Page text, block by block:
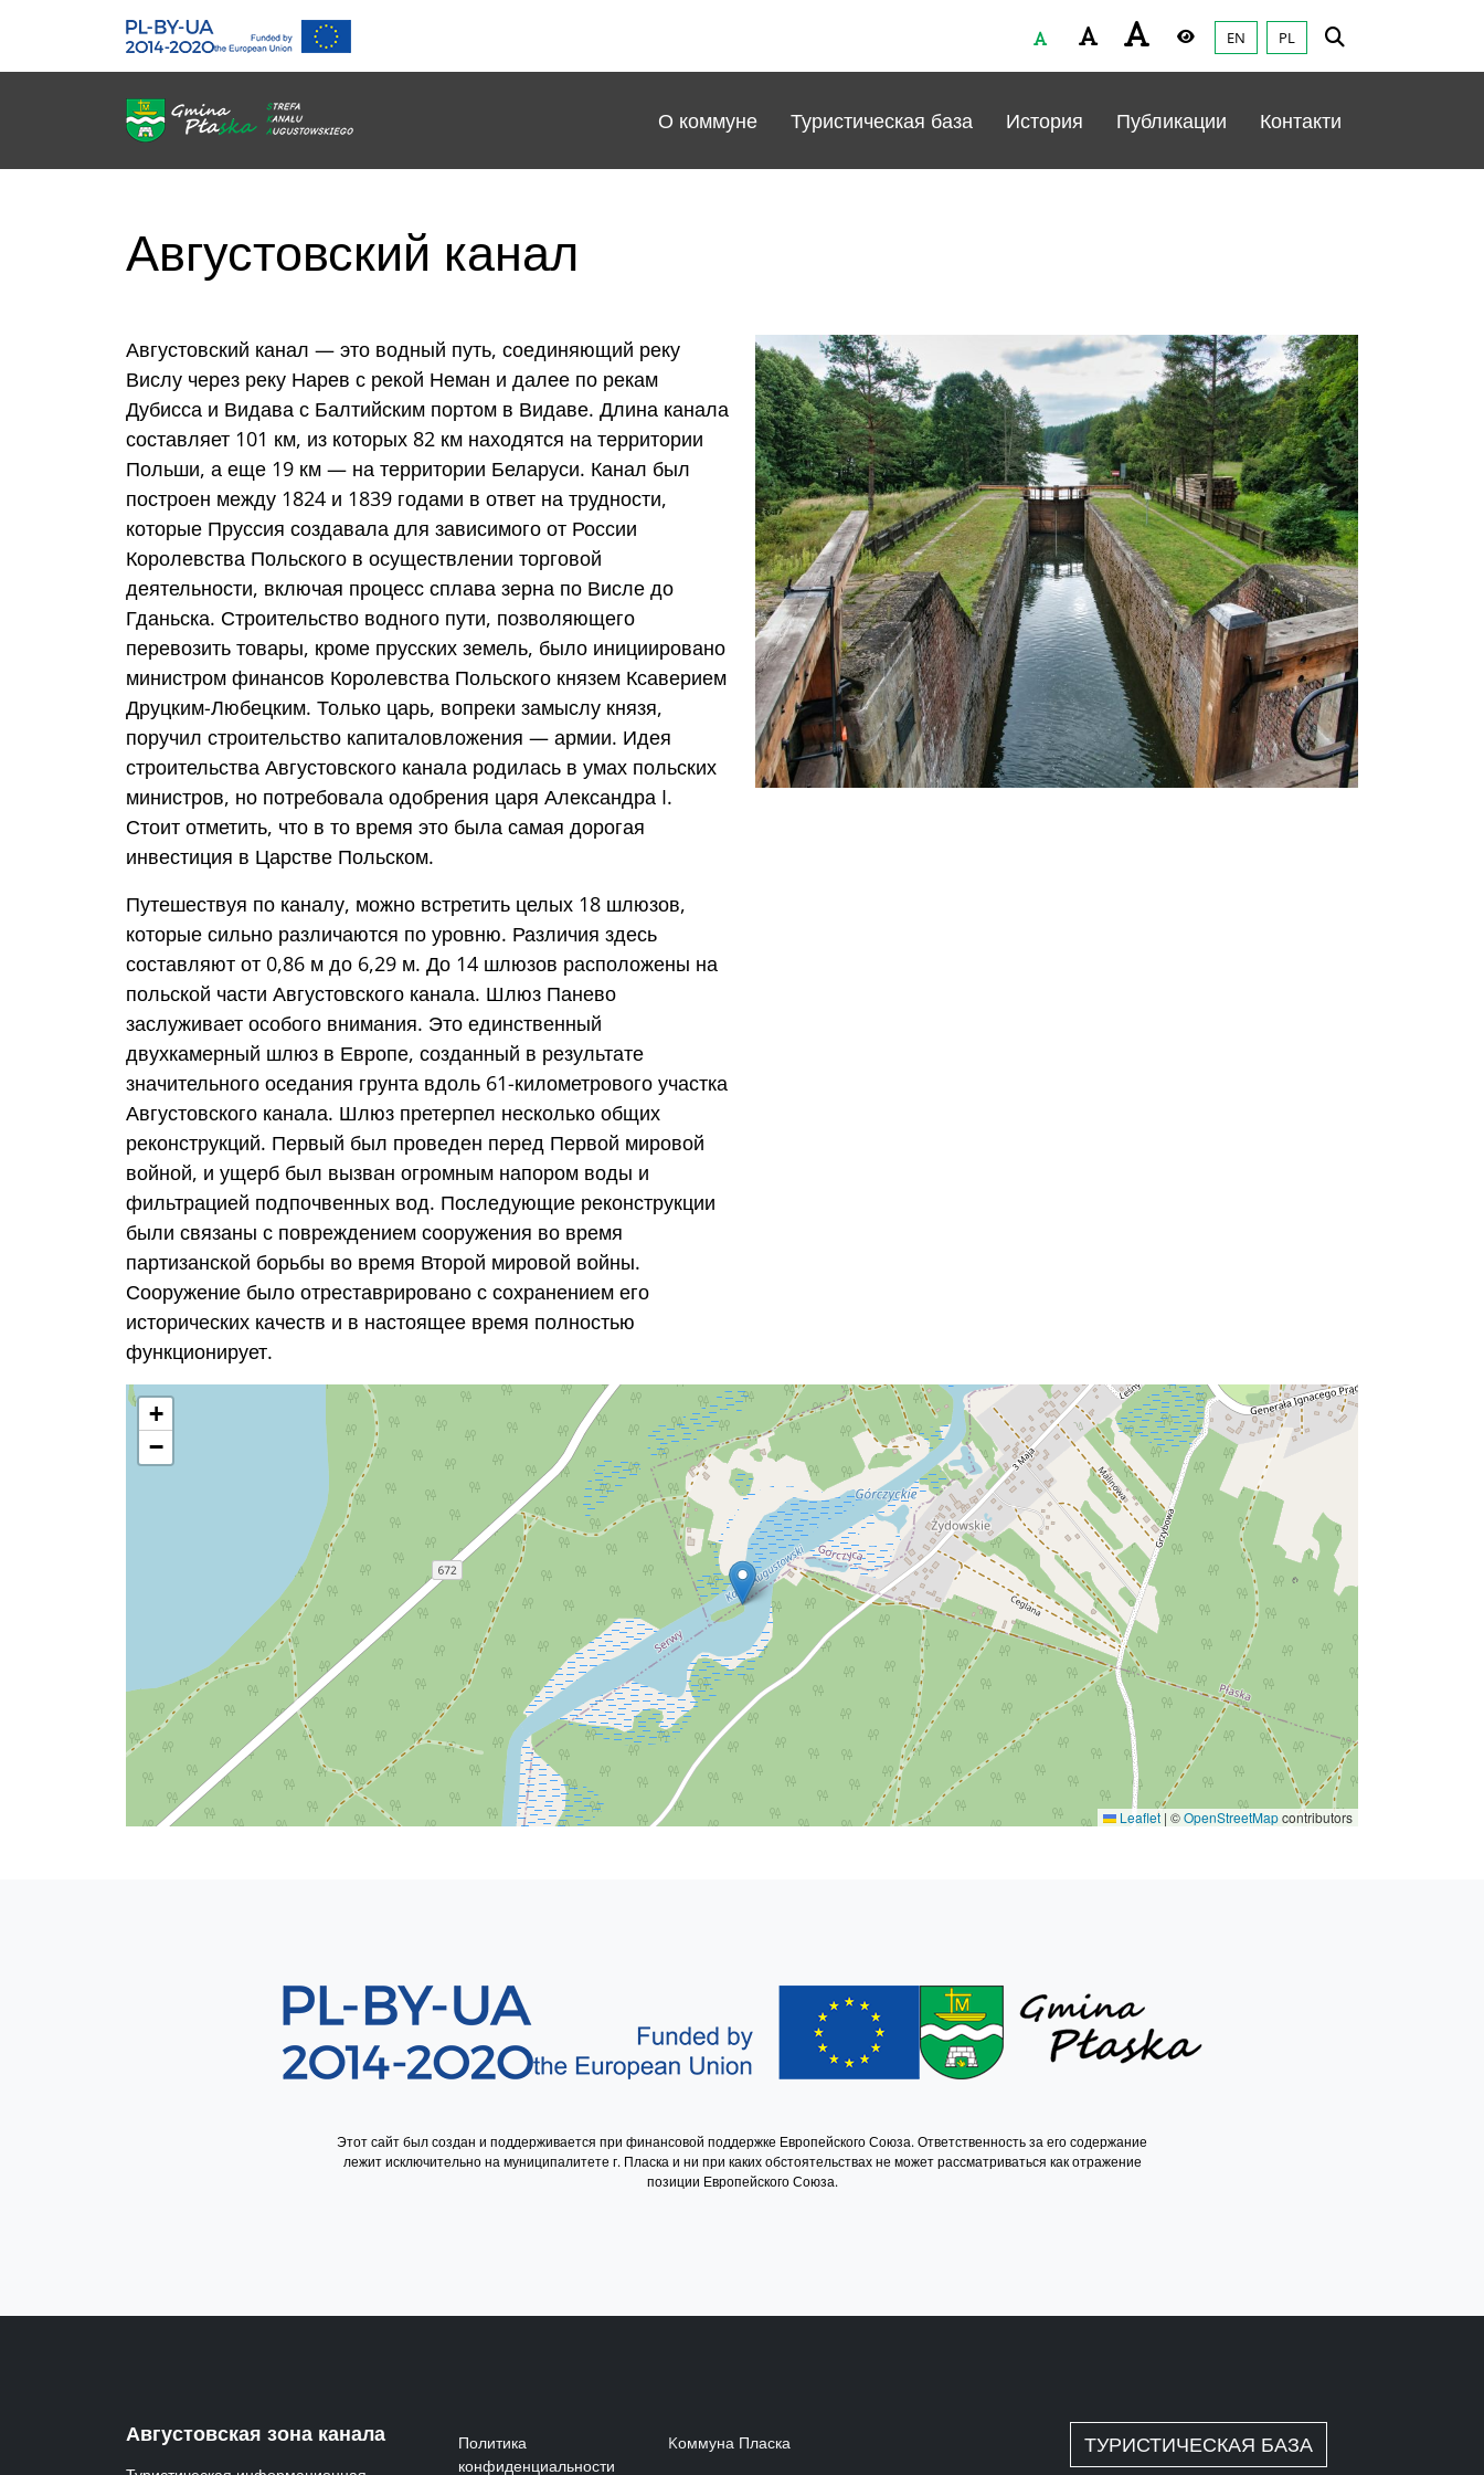
Gmina Płaska CzcionkaWysoki kontrast
EN PL
Menu główne RU
О коммуне Туристическая база История Публикации Контакти
Августовский канал
Августовский канал — это водный путь, соединяющий реку
Вислу через реку Нарев с рекой Неман и далее по рекам
Дубисса и Видава с Балтийским портом в Видаве. Длина канала
составляет 101 км, из которых 82 км находятся на территории
Польши, а еще 19 км — на территории Беларуси. Канал был
построен между 1824 и 1839 годами в ответ на трудности,
которые Пруссия создавала для зависимого от России
Королевства Польского в осуществлении торговой
деятельности, включая процесс сплава зерна по Висле до
Гданьска. Строительство водного пути, позволяющего
перевозить товары, кроме прусских земель, было инициировано
министром финансов Королевства Польского князем Ксаверием
Друцким-Любецким. Только царь, вопреки замыслу князя,
поручил строительство капиталовложения — армии. Идея
строительства Августовского канала родилась в умах польских
министров, но потребовала одобрения царя Александра I.
Стоит отметить, что в то время это была самая дорогая
инвестиция в Царстве Польском.
Путешествуя по каналу, можно встретить целых 18 шлюзов,
которые сильно различаются по уровню. Различия здесь
составляют от 0,86 м до 6,29 м. До 14 шлюзов расположены на
польской части Августовского канала. Шлюз Панево
заслуживает особого внимания. Это единственный
двухкамерный шлюз в Европе, созданный в результате
значительного оседания грунта вдоль 61-километрового участка
Августовского канала. Шлюз претерпел несколько общих
реконструкций. Первый был проведен перед Первой мировой
войной, и ущерб был вызван огромным напором воды и
фильтрацией подпочвенных вод. Последующие реконструкции
были связаны с повреждением сооружения во время
партизанской борьбы во время Второй мировой войны.
Сооружение было отреставрировано с сохранением его
исторических качеств и в настоящее время полностью
функционирует.
+
−
Leaflet | ©OpenStreetMapcontributors
Этот сайт был создан и поддерживается при финансовой поддержке Европейского Союза. Ответственность за его содержание
лежит исключительно на муниципалитете г. Пласка и ни при каких обстоятельствах не может рассматриваться как отражение
позиции Европейского Союза.
Августовская зона канала Menu w stopce 1 RU
Политика
конфиденциальности
Menu w stopce 2 RU
Kоммуна Пласка
ТУРИСТИЧЕСКАЯ БАЗА